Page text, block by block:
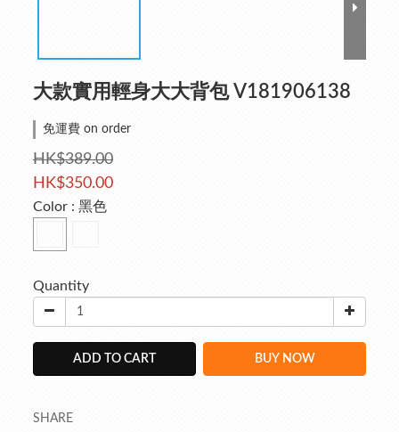
大款實用輕身大大背包 V181906138
免運費 on order
HK$389.00
HK$350.00
Color : 黑色
Quantity
ADD TO CART BUY NOW
SHARE